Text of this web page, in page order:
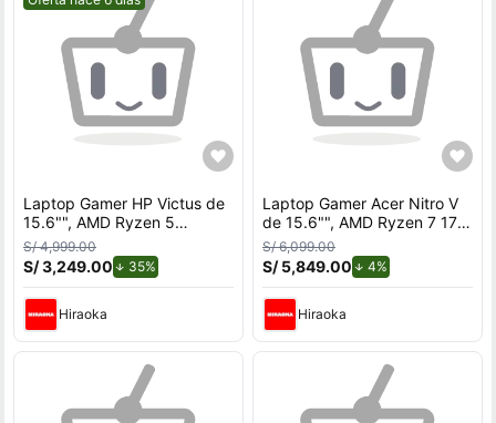
Laptop Gamer HP Victus de
15.6"", AMD Ryzen 5
7535HS, NVIDIA GeForce
RTX 3050, 12GB RAM, disco
sólido de 512GB, modelo 15-
fb3058la
S/ 4,999.00
S/ 3,249.00 35%
Hiraoka
Laptop Gamer Acer Nitro V
de 15.6"", AMD Ryzen 7 170,
NVIDIA GeForce RTX 5060,
32GB RAM, disco sólido de
512GB, modelo ANV15-A31-
R2TH
S/ 6,099.00
S/ 5,849.00 4%de descuento.
Hiraoka